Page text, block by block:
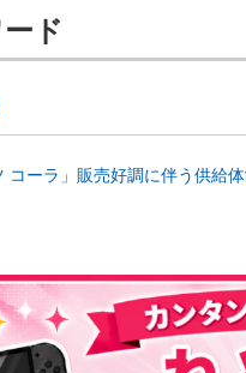
ド
コーラ」販売好調に伴う供給